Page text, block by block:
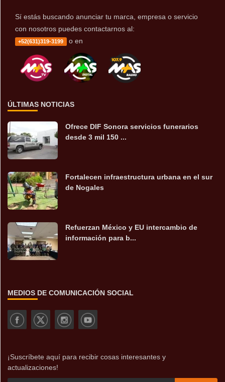
Sí estás buscando anunciar tu marca, empresa o servicio
con nosotros puedes contactarnos al:
+52(631)319-3199 o en
ÚLTIMAS NOTICIAS
Ofrece DIF Sonora servicios funerarios
desde 3 mil 150 ...
Fortalecen infraestructura urbana en el sur
de Nogales
Refuerzan México y EU intercambio de
información para b...
MEDIOS DE COMUNICACIÓN SOCIAL
¡Suscríbete aquí para recibir cosas interesantes y
actualizaciones!